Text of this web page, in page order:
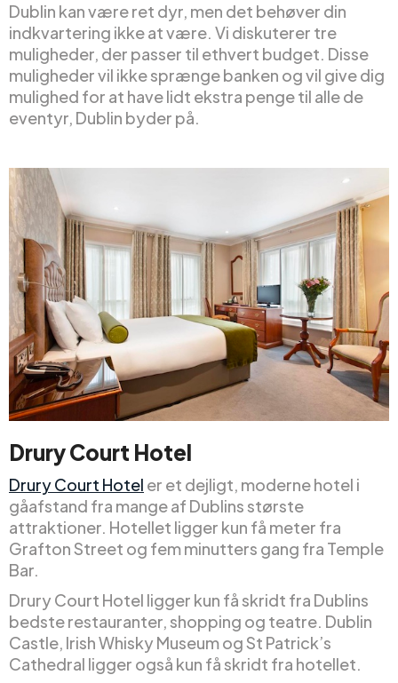
Dublin kan være ret dyr, men det behøver din
indkvartering ikke at være. Vi diskuterer tre
muligheder, der passer til ethvert budget. Disse
muligheder vil ikke sprænge banken og vil give dig
mulighed for at have lidt ekstra penge til alle de
eventyr, Dublin byder på.
Drury Court Hotel
Drury Court Hotel er et dejligt, moderne hotel i
gåafstand fra mange af Dublins største
attraktioner. Hotellet ligger kun få meter fra
Grafton Street og fem minutters gang fra Temple
Bar.
Drury Court Hotel ligger kun få skridt fra Dublins
bedste restauranter, shopping og teatre. Dublin
Castle, Irish Whisky Museum og St Patrick’s
Cathedral ligger også kun få skridt fra hotellet.